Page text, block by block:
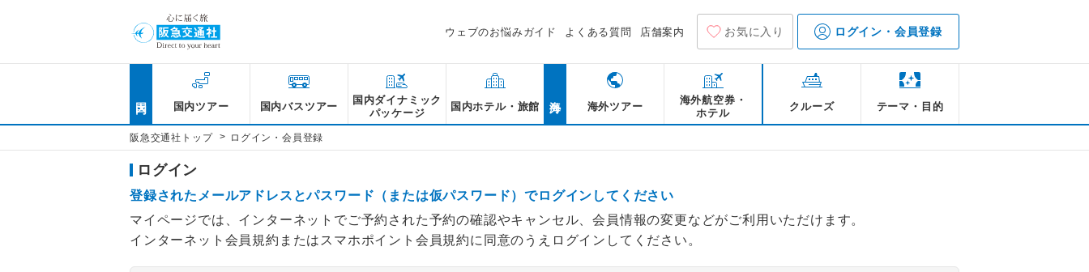
ウェブのお悩みガイド よくある質問 店舗案内 お気に入り ログイン・会員登録
国内ツアー 国内バスツアー
国内ダイナミック
パッケージ
国内ホテル・旅館 海外ツアー
海外航空券・
ホテル
クルーズ テーマ・目的
阪急交通社トップ > ログイン・会員登録
ログイン
登録されたメールアドレスとパスワード（または仮パスワード）でログインしてください
マイページでは、インターネットでご予約された予約の確認やキャンセル、会員情報の変更などがご利用いただけます。
インターネット会員規約またはスマホポイント会員規約に同意のうえログインしてください。